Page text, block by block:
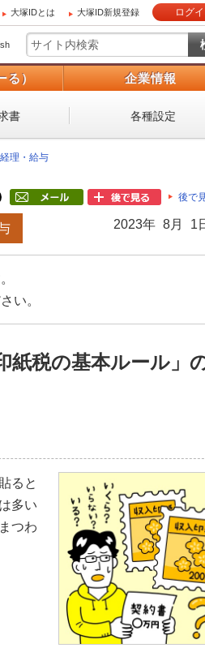
大塚IDとは 大塚ID新規登録 ログ
る） 企業情報
書 各種設定
理・給与
後で
2023年 8月 1
い。
紙税の基本ルール」
ると
多い
つわ